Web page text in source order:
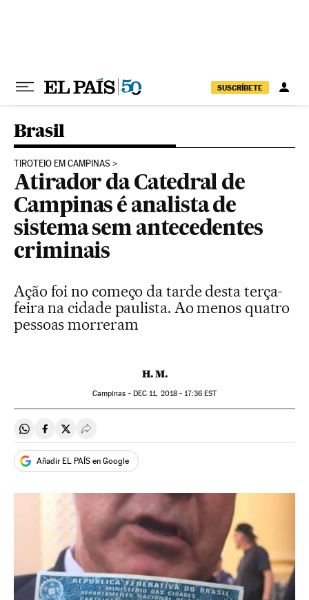
SUSCRÍBETE
Brasil
TIROTEIO EM CAMPINAS
Atirador da Catedral de
Campinas é analista de
sistema sem antecedentes
criminais
Ação foi no começo da tarde desta terça-
feira na cidade paulista. Ao menos quatro
pessoas morreram
H. M.
Campinas - DEC 11, 2018 - 17:36EST
Compartir en Whatsapp
Compartir en Facebook
Compartir en Twitter
Desplegar Redes Sociales
Añadir EL PAÍS en Google